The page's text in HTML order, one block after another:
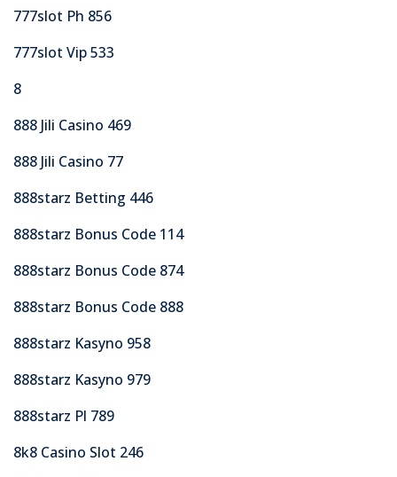
777slot Ph 856
777slot Vip 533
8
888 Jili Casino 469
888 Jili Casino 77
888starz Betting 446
888starz Bonus Code 114
888starz Bonus Code 874
888starz Bonus Code 888
888starz Kasyno 958
888starz Kasyno 979
888starz Pl 789
8k8 Casino Slot 246